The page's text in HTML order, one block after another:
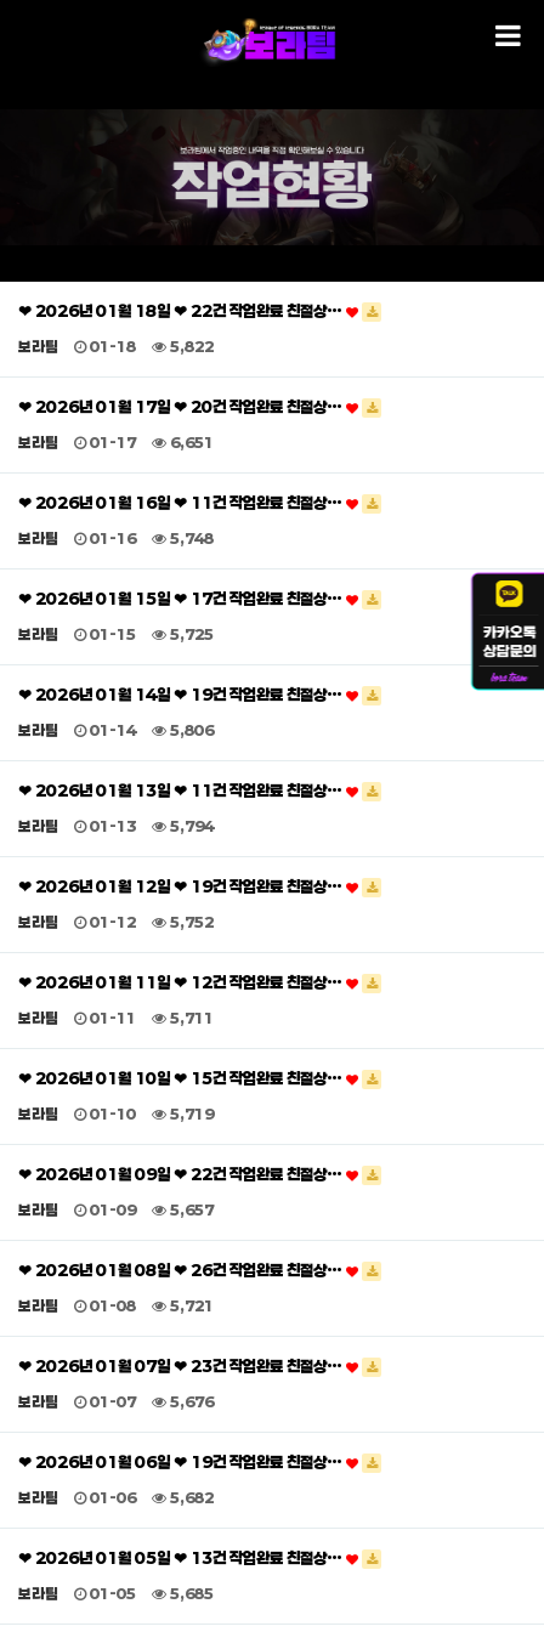
❤ 2026년 01월 18일 ❤ 22건 작업완료 친절상…
보라팀 01-18 5,822
❤ 2026년 01월 17일 ❤ 20건 작업완료 친절상…
보라팀 01-17 6,651
❤ 2026년 01월 16일 ❤ 11건 작업완료 친절상…
보라팀 01-16 5,748
❤ 2026년 01월 15일 ❤ 17건 작업완료 친절상…
보라팀 01-15 5,725
❤ 2026년 01월 14일 ❤ 19건 작업완료 친절상…
보라팀 01-14 5,806
❤ 2026년 01월 13일 ❤ 11건 작업완료 친절상…
보라팀 01-13 5,794
❤ 2026년 01월 12일 ❤ 19건 작업완료 친절상…
보라팀 01-12 5,752
❤ 2026년 01월 11일 ❤ 12건 작업완료 친절상…
보라팀 01-11 5,711
❤ 2026년 01월 10일 ❤ 15건 작업완료 친절상…
보라팀 01-10 5,719
❤ 2026년 01월 09일 ❤ 22건 작업완료 친절상…
보라팀 01-09 5,657
❤ 2026년 01월 08일 ❤ 26건 작업완료 친절상…
보라팀 01-08 5,721
❤ 2026년 01월 07일 ❤ 23건 작업완료 친절상…
보라팀 01-07 5,676
❤ 2026년 01월 06일 ❤ 19건 작업완료 친절상…
보라팀 01-06 5,682
❤ 2026년 01월 05일 ❤ 13건 작업완료 친절상…
보라팀 01-05 5,685